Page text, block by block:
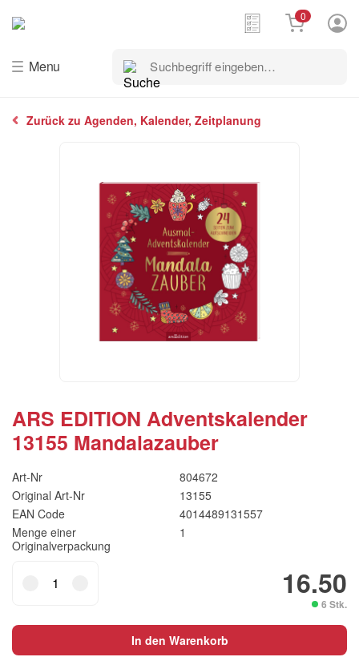
Menu
Suchbegriff
eingeben…
0
Zurück zu Agenden, Kalender, Zeitplanung
ARS EDITION Adventskalender
13155 Mandalazauber
Art-Nr
804672
Original Art-Nr
13155
EAN Code
4014489131557
Menge einer
Originalverpackung
1
16.50
6 Stk.
EDITION
13155
Mandalazauber
In den Warenkorb